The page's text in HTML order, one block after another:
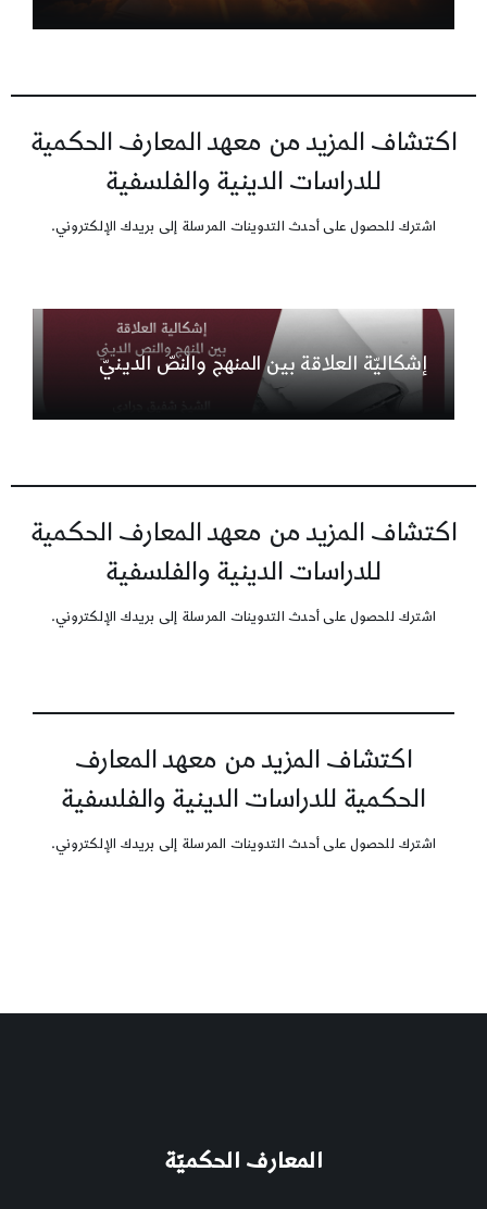
اكتشاف المزيد من معهد المعارف الحكمية
للدراسات الدينية والفلسفية
اشترك للحصول على أحدث التدوينات المرسلة إلى بريدك الإلكتروني.
إشكاليّة العلاقة بين المنهج والنصّ الدينيّ
اكتشاف المزيد من معهد المعارف الحكمية
للدراسات الدينية والفلسفية
اشترك للحصول على أحدث التدوينات المرسلة إلى بريدك الإلكتروني.
اكتشاف المزيد من معهد المعارف
الحكمية للدراسات الدينية والفلسفية
اشترك للحصول على أحدث التدوينات المرسلة إلى بريدك الإلكتروني.
المعارف الحكميّة